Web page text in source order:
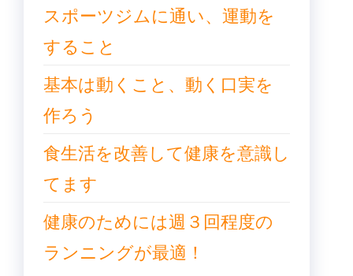
スポーツジムに通い、運動を
すること
基本は動くこと、動く口実を
作ろう
食生活を改善して健康を意識し
てます
健康のためには週３回程度の
ランニングが最適！